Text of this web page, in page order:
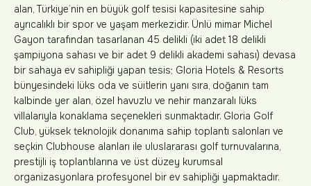
alan, Türkiye’nin en büyük golf tesisi kapasitesine sahip
ayrıcalıklı bir spor ve yaşam merkezidir. Ünlü mimar Michel
Gayon tarafından tasarlanan 45 delikli (iki adet 18 delikli
şampiyona sahası ve bir adet 9 delikli akademi sahası) devasa
bir sahaya ev sahipliği yapan tesis; Gloria Hotels & Resorts
bünyesindeki lüks oda ve süitlerin yanı sıra, doğanın tam
kalbinde yer alan, özel havuzlu ve nehir manzaralı lüks
villalarıyla konaklama seçenekleri sunmaktadır. Gloria Golf
Club, yüksek teknolojik donanıma sahip toplantı salonları ve
seçkin Clubhouse alanları ile uluslararası golf turnuvalarına,
prestijli iş toplantılarına ve üst düzey kurumsal
organizasyonlara profesyonel bir ev sahipliği yapmaktadır.